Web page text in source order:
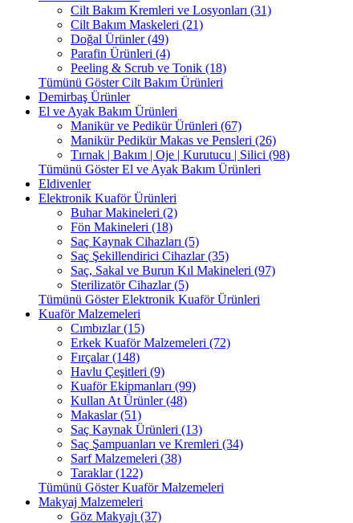
Cilt Bakım Kremleri ve Losyonları (31)
Cilt Bakım Maskeleri (21)
Doğal Ürünler (49)
Parafin Ürünleri (4)
Peeling & Scrub ve Tonik (18)
Tümünü Göster Cilt Bakım Ürünleri
Demirbaş Ürünler
El ve Ayak Bakım Ürünleri
Manikür ve Pedikür Ürünleri (67)
Manikür Pedikür Makas ve Pensleri (26)
Tırnak | Bakım | Oje | Kurutucu | Silici (98)
Tümünü Göster El ve Ayak Bakım Ürünleri
Eldivenler
Elektronik Kuaför Ürünleri
Buhar Makineleri (2)
Fön Makineleri (18)
Saç Kaynak Cihazları (5)
Saç Şekillendirici Cihazlar (35)
Saç, Sakal ve Burun Kıl Makineleri (97)
Sterilizatör Cihazlar (5)
Tümünü Göster Elektronik Kuaför Ürünleri
Kuaför Malzemeleri
Cımbızlar (15)
Erkek Kuaför Malzemeleri (72)
Fırçalar (148)
Havlu Çeşitleri (9)
Kuaför Ekipmanları (99)
Kullan At Ürünler (48)
Makaslar (51)
Saç Kaynak Ürünleri (13)
Saç Şampuanları ve Kremleri (34)
Sarf Malzemeleri (38)
Taraklar (122)
Tümünü Göster Kuaför Malzemeleri
Makyaj Malzemeleri
Göz Makyajı (37)